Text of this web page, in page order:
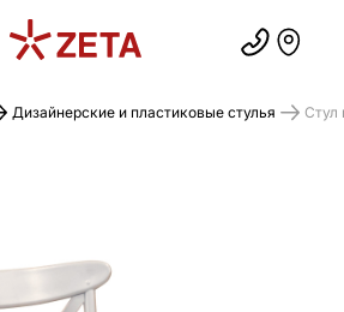
Дизайнерские и пластиковые стулья Стул